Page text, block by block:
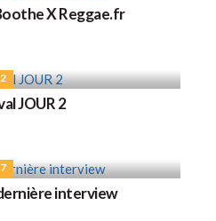
X Reggae.fr
2
JOUR 2
7
interview